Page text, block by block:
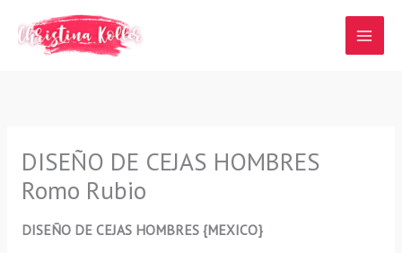
contenido
DISEÑO DE CEJAS HOMBRES
Romo Rubio
DISEÑO DE CEJAS HOMBRES {MEXICO}